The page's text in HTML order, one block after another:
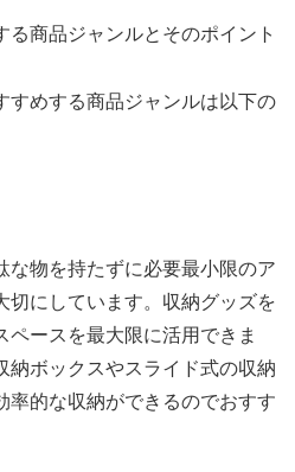
る商品ジャンルとそのポイント
すめする商品ジャンルは以下の
な物を持たずに必要最小限のア
切にしています。収納グッズを
ペースを最大限に活用できま
納ボックスやスライド式の収納
率的な収納ができるのでおすす